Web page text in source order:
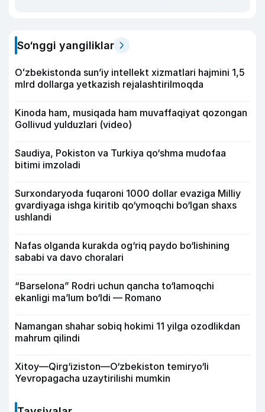
So‘nggi yangiliklar
Oʻzbekistonda sunʼiy intellekt xizmatlari hajmini 1,5
mlrd dollarga yetkazish rejalashtirilmoqda
Kinoda ham, musiqada ham muvaffaqiyat qozongan
Gollivud yulduzlari (video)
Saudiya, Pokiston va Turkiya qo‘shma mudofaa
bitimi imzoladi
Surxondaryoda fuqaroni 1000 dollar evaziga Milliy
gvardiyaga ishga kiritib qo‘ymoqchi bo‘lgan shaxs
ushlandi
Nafas olganda kurakda og‘riq paydo bo‘lishining
sababi va davo choralari
“Barselona” Rodri uchun qancha to‘lamoqchi
ekanligi ma’lum bo‘ldi — Romano
Namangan shahar sobiq hokimi 11 yilga ozodlikdan
mahrum qilindi
Xitoy—Qirg‘iziston—O‘zbekiston temiryo‘li
Yevropagacha uzaytirilishi mumkin